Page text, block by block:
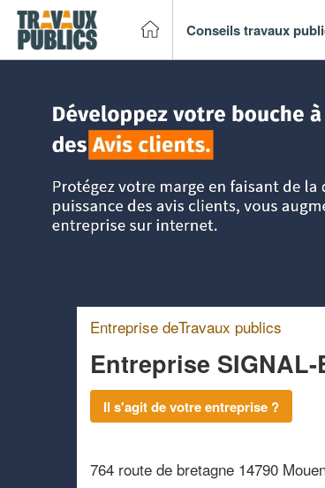
Conseils travaux
Entreprise deTravaux publics
Entreprise SIGNAL-
Il s'agit de votre entreprise ?
764 route de bretagne 14790